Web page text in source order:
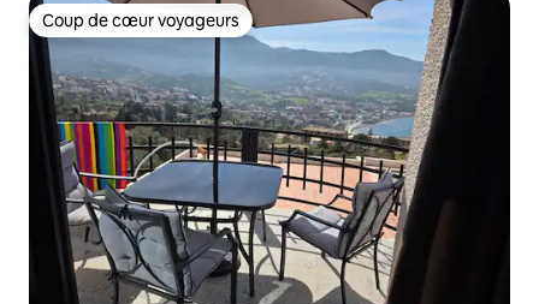
Coup de cœur voyageurs
Coup de cœur voyageurs